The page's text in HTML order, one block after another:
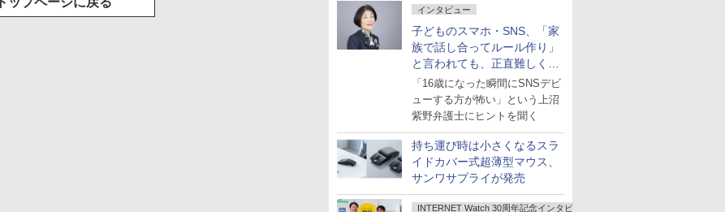
インタビュー
子どものスマホ・SNS、「家
族で話し合ってルール作り」
と言われても、正直難しくな
いですか？
「16歳になった瞬間にSNSデビ
ューする方が怖い」という上沼
紫野弁護士にヒントを聞く
持ち運び時は小さくなるスラ
イドカバー式超薄型マウス、
サンワサプライが発売
INTERNET Watch 30周年記念インタビュー